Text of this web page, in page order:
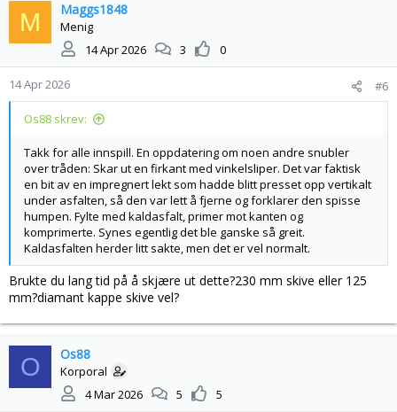
j
n
e
r
M Maggs1848
Menig
14 Apr 2026
3 0
14 Apr 2026 #6
Os88 skrev:
Takk for alle innspill. En oppdatering om noen andre snubler
over tråden: Skar ut en firkant med vinkelsliper. Det var faktisk
en bit av en impregnert lekt som hadde blitt presset opp vertikalt
under asfalten, så den var lett å fjerne og forklarer den spisse
humpen. Fylte med kaldasfalt, primer mot kanten og
komprimerte. Synes egentlig det ble ganske så greit.
Kaldasfalten herder litt sakte, men det er vel normalt.
Brukte du lang tid på å skjære ut dette?230 mm skive eller 125
mm?diamant kappe skive vel?
O Os88
Korporal
4 Mar 2026
5 5